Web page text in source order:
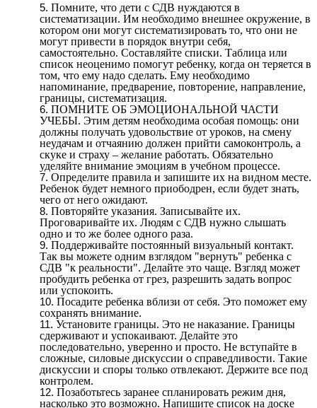
Помните, что дети с СДВ нуждаются в
систематизации. Им необходимо внешнее окружение, в
котором они могут систематизировать то, что они не
могут привести в порядок внутри себя,
самостоятельно. Составляйте списки. Таблица или
список неоценимо помогут ребенку, когда он теряется в
том, что ему надо сделать. Ему необходимо
напоминание, предварение, повторение, направление,
границы, систематизация.
ПОМНИТЕ ОБ ЭМОЦИОНАЛЬНОЙ ЧАСТИ
УЧЕБЫ. Этим детям необходима особая помощь: они
должны получать удовольствие от уроков, на смену
неудачам и отчаянию должен прийти самоконтроль, а
скуке и страху – желание работать. Обязательно
уделяйте внимание эмоциям в учебном процессе.
Определите правила и запишите их на видном месте.
Ребенок будет немного приободрен, если будет знать,
чего от него ожидают.
Повторяйте указания. Записывайте их.
Проговаривайте их. Людям с СДВ нужно слышать
одно и то же более одного раза.
Поддерживайте постоянный визуальный контакт.
Так вы можете одним взглядом "вернуть" ребенка с
СДВ "к реальности". Делайте это чаще. Взгляд может
пробудить ребенка от грез, разрешить задать вопрос
или успокоить.
Посадите ребенка вблизи от себя. Это поможет ему
сохранять внимание.
Установите границы. Это не наказание. Границы
сдерживают и успокаивают. Делайте это
последовательно, уверенно и просто. Не вступайте в
сложные, силовые дискуссии о справедливости. Такие
дискуссии и споры только отвлекают. Держите все под
контролем.
Позаботьтесь заранее спланировать режим дня,
насколько это возможно. Напишите список на доске